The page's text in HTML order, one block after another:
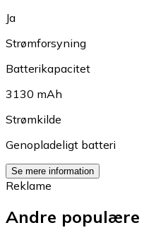
Ja
Strømforsyning
Batterikapacitet
3130 mAh
Strømkilde
Genopladeligt batteri
Se mere information
Reklame
Andre